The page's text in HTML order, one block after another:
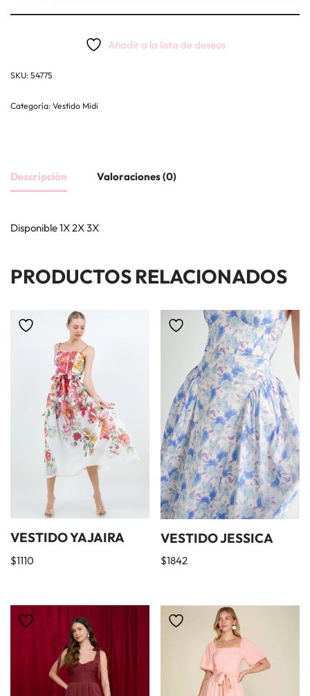
Añadir a la lista de deseos
SKU: 54775
Categoría: Vestido Midi
Descripción Valoraciones (0)
Disponible 1X 2X 3X
PRODUCTOS RELACIONADOS
VESTIDO YAJAIRA
$1110
VESTIDO JESSICA
$1842